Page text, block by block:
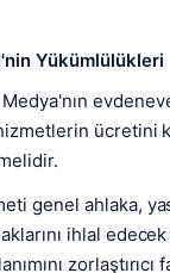
Yükümlülükleri
Medya'nın
ücretini
genel ahlaka,
ihlal